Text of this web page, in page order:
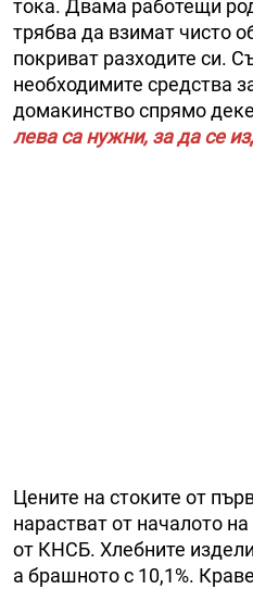
тока. Двама работещи
трябва да взимат чисто
покриват разходите си.
необходимите средства
домакинство спрямо
лева са нужни, за да се
Цените на стоките от
нарастват от началото
от КНСБ. Хлебните
а брашното с 10,1%.